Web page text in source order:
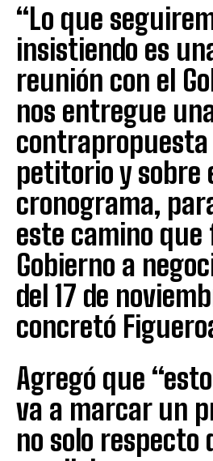
“Lo que
insistiendo es
reunión con el
nos entregue
contrapropuesta
petitorio y sobre
cronograma,
este camino que
Gobierno a
del 17 de
concretó
Agregó que
va a marcar un
no solo respecto